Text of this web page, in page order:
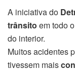
A iniciativa do
trânsito em todo
do interior.
Muitos acidentes
tivessem mais